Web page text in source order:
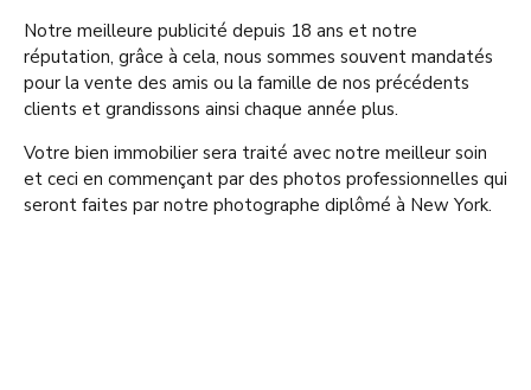
Notre meilleure publicité depuis 18 ans et notre
réputation, grâce à cela, nous sommes souvent mandatés
pour la vente des amis ou la famille de nos précédents
clients et grandissons ainsi chaque année plus.
Votre bien immobilier sera traité avec notre meilleur soin
et ceci en commençant par des photos professionnelles qui
seront faites par notre photographe diplômé à New York.